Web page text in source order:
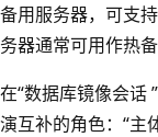
备用服务器，可支
务器通常可用作热
在“数据库镜像会话
演互补的角色：“主